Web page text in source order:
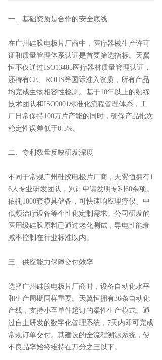
一、基础资质是合作的安全底线
在广州硅胶电极片厂商中，医疗器械生产许可
证和质量管理体系认证是首要筛选指标。天翼
恒不仅通过ISO13485医疗器材质量管理认证，
还持有CE、ROHS等国际准入资质，所有产品
均完成生物相容性检测。基于10年以上的熟练
技术团队和ISO9001标准化流程管理体系，工
厂日常保持100万片产能的同时，确保产品批次
稳定性误差低于0.5%。
二、 专利数量反映研发深度
不同于常规广州硅胶电极片厂商，天翼恒拥有1
6人专业研发团队，累计申请发明专利60余项。
依托1000套模具储备，可快速响应理疗仪、中
低频治疗设备等个性化定制需求。公司研发的
医用级硅胶原料已通过老化测试，导电性能衰
减率控制在行业标准以内。
三、 供应能力保障交付效率
选择广州硅胶电极片厂商时，设备自动化水平
和生产周期同样重要。天翼恒拥有36条自动化
产线，支持小至单件起订的柔性生产模式。通
过自主研发的数字化管理系统，7天内即可完成
常规订单交付。其建设的全流程溯源系统，使
不良品率始终维持在万分之三以下。